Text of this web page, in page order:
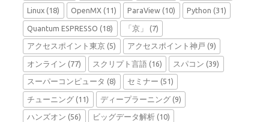
Linux (18) OpenMX(11) ParaView (10) Python (31)
Quantum ESPRESSO (18) 「京」 (7)
アクセスポイント東京 (5) アクセスポイント神戸 (9)
オンライン (77) スクリプト言語(16) スパコン (39)
スーパーコンピュータ (8) セミナー (51)
チューニング (11) ディープラーニング(9)
ハンズオン (56) ビッグデータ解析(10)